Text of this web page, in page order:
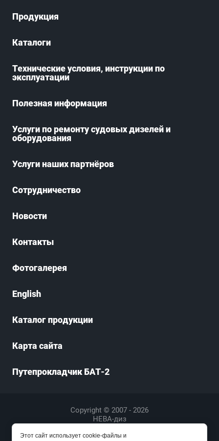
Продукция
Каталоги
Технические условия, инструкции по
эксплуатации
Полезная информация
Услуги по ремонту судовых дизелей и
оборудования
Услуги наших партнёров
Сотрудничество
Новости
Контакты
Фотогалерея
English
Каталог продукции
Карта сайта
Путепрокладчик БАТ-2
Copyright © 2007 - 2026
НЕВА-диз
закажи профессиональныйлендинг
Этот сайт использует cookie-файлы и